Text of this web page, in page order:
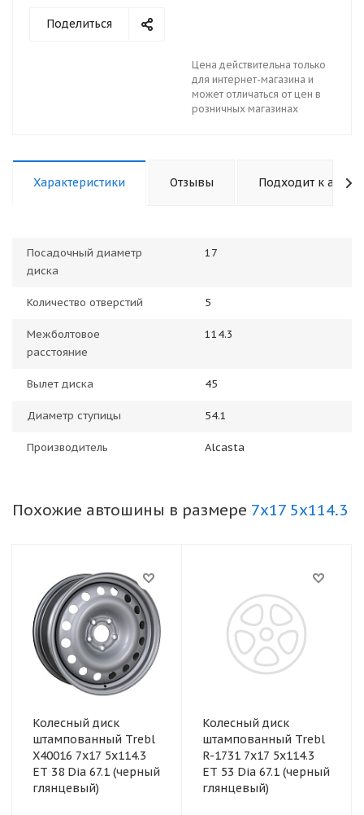
Поделиться
Цена действительна только
для интернет-магазина и
может отличаться от цен в
розничных магазинах
Характеристики Отзывы Подходит к авто
Посадочный диаметр
диска
17
Количество отверстий 5
Межболтовое
расстояние
114.3
Вылет диска 45
Диаметр ступицы 54.1
Производитель Alcasta
Похожие автошины в размере 7x17 5x114.3
Колесный диск
штампованный Trebl
X40016 7x17 5x114.3
ET 38 Dia 67.1 (черный
глянцевый)
Колесный диск
штампованный Trebl
R-1731 7x17 5x114.3
ET 53 Dia 67.1 (черный
глянцевый)